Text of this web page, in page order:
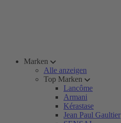
Marken
Alle anzeigen
Top Marken
Lancôme
Armani
Kérastase
Jean Paul Gaultier